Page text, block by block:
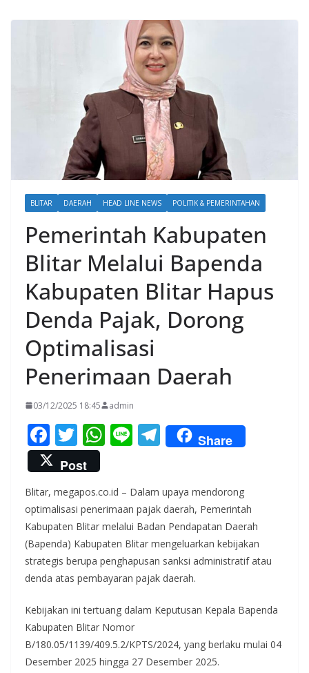
BLITAR DAERAH HEAD LINE NEWS POLITIK & PEMERINTAHAN
Pemerintah Kabupaten
Blitar Melalui Bapenda
Kabupaten Blitar Hapus
Denda Pajak, Dorong
Optimalisasi
Penerimaan Daerah
03/12/2025 18:45 admin
F
ac
e
b
o
o
k
T
w
itt
er
W
s
A
p
p
Li T
el
gr
a
m
Share
Post
Blitar, megapos.co.id – Dalam upaya mendorong
optimalisasi penerimaan pajak daerah, Pemerintah
Kabupaten Blitar melalui Badan Pendapatan Daerah
(Bapenda) Kabupaten Blitar mengeluarkan kebijakan
strategis berupa penghapusan sanksi administratif atau
denda atas pembayaran pajak daerah.
Kebijakan ini tertuang dalam Keputusan Kepala Bapenda
Kabupaten Blitar Nomor
B/180.05/1139/409.5.2/KPTS/2024, yang berlaku mulai 04
Desember 2025 hingga 27 Desember 2025.